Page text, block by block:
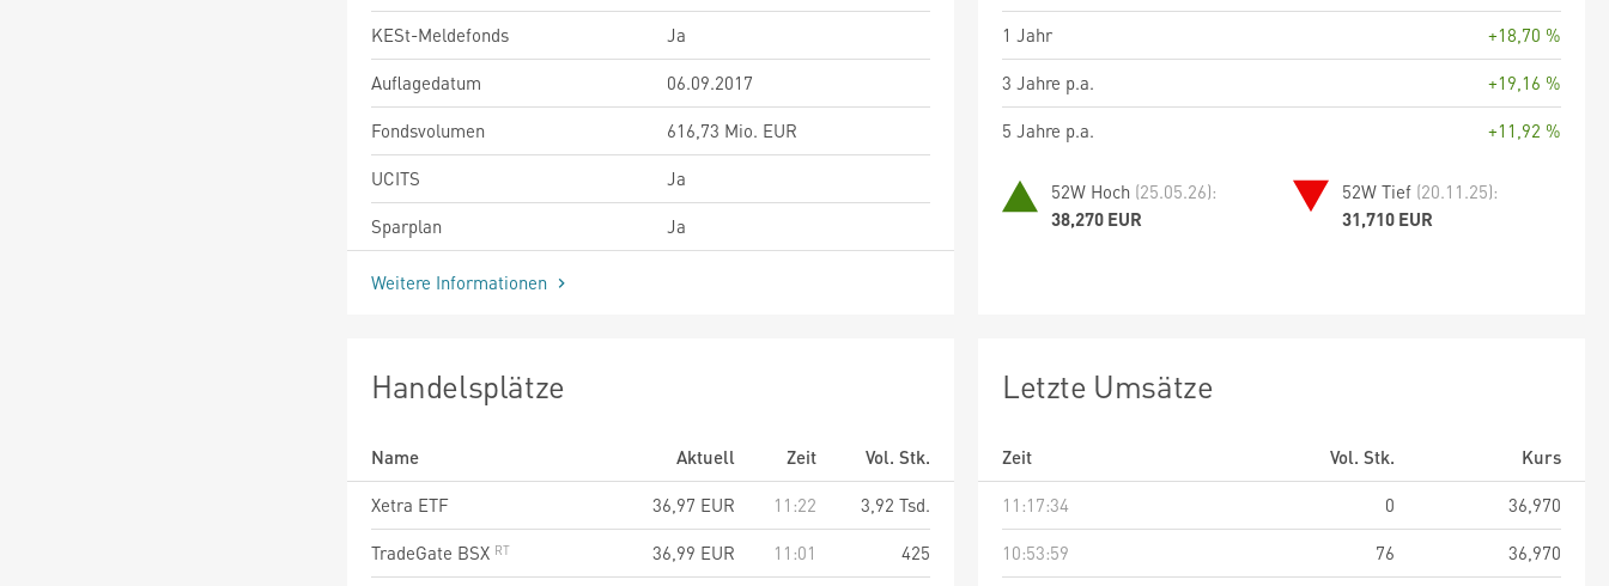
KESt-Meldefonds
Ja
Auflagedatum
06.09.2017
Fondsvolumen
616,73 Mio. EUR
UCITS
Ja
Sparplan
Ja
Weitere Informationen
1 Jahr
+18,70 %
3 Jahre p.a.
+19,16 %
5 Jahre p.a.
+11,92 %
52W Hoch (25.05.26):
38,270 EUR
52W Tief (20.11.25):
31,710 EUR
Handelsplätze
Name Aktuell Zeit
Vol. Stk.
Xetra ETF
36,97 EUR 11:22
3,92 Tsd.
TradeGate BSX
36,99 EUR 11:01
425
Letzte Umsätze
Zeit Vol. Stk.
Kurs
11:17:34
0
36,970
10:53:59
76
36,970